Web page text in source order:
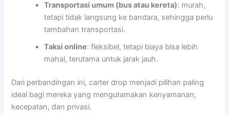
Transportasi umum (bus atau kereta): murah,
tetapi tidak langsung ke bandara, sehingga perlu
tambahan transportasi.
Taksi online: fleksibel, tetapi biaya bisa lebih
mahal, terutama untuk jarak jauh.
Dari perbandingan ini, carter drop menjadi pilihan paling
ideal bagi mereka yang mengutamakan kenyamanan,
kecepatan, dan privasi.